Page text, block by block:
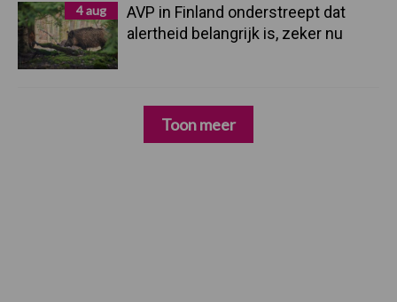
4 aug
AVP in Finland onderstreept dat
alertheid belangrijk is, zeker nu
Toon meer